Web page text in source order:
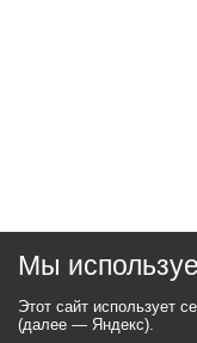
Мы
Этот сайт использует
(далее — Яндекс).